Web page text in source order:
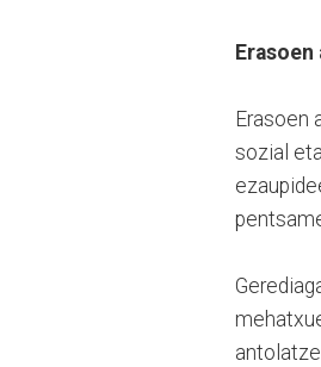
Erasoen
Erasoen
sozial